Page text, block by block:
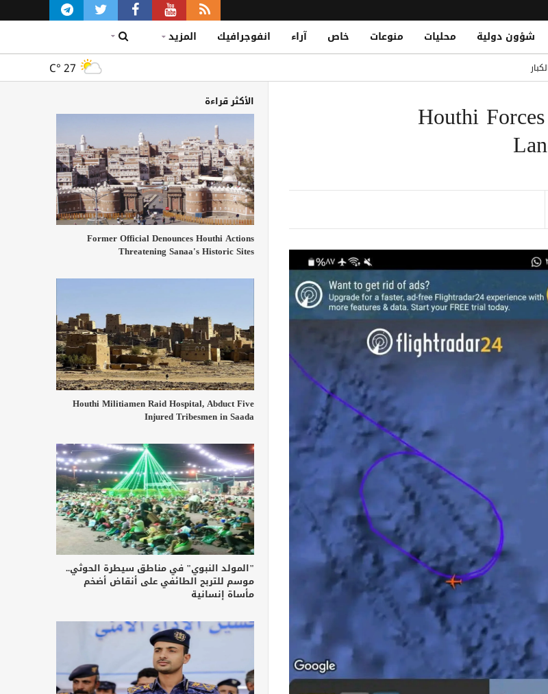
شؤون دولية محليات منوعات خاص آراء انفوجرافيك المزيد
بخير
المائية في باب المندب
C° 27
Houthi الأكثر قراءة
Former Official Denounces Houthi Actions
Threatening Sanaa's Historic Sites
Houthi Militiamen Raid Hospital, Abduct Five
Injured Tribesmen in Saada
"المولد النبوي" في مناطق سيطرة الحوثي..
موسم للتربح الطائفي على أنقاض أضخم
مأساة إنسانية